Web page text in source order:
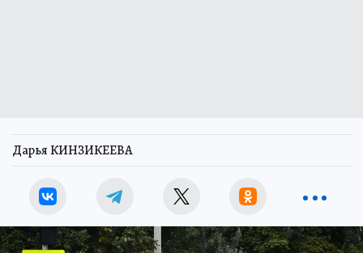
Дарья КИНЗИКЕЕВА